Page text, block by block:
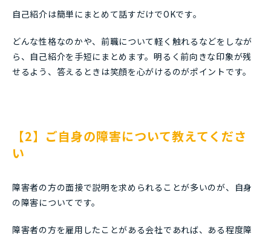
自己紹介は簡単にまとめて話すだけでOKです。
どんな性格なのかや、前職について軽く触れるなどをしなが
ら、自己紹介を手短にまとめます。明るく前向きな印象が残
せるよう、答えるときは笑顔を心がけるのがポイントです。
【2】ご自身の障害について教えてくださ
い
障害者の方の面接で説明を求められることが多いのが、自身
の障害についてです。
障害者の方を雇用したことがある会社であれば、ある程度障